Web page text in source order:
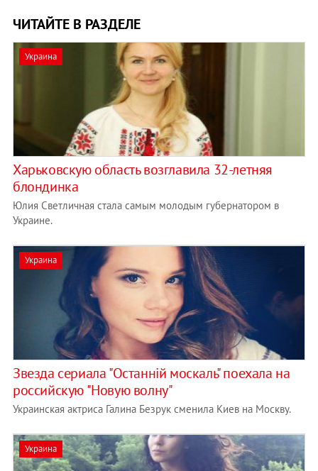
ЧИТАЙТЕ В РАЗДЕЛЕ
Украина
Харьковскую область возглавила 32-летняя
блондинка
Юлия Светличная стала самым молодым губернатором в
Украине.
Украина
Звезда сериала "Останній москаль" поехала на
российскую "Новую волну"
Украинская актриса Галина Безрук сменила Киев на Москву.
Украина